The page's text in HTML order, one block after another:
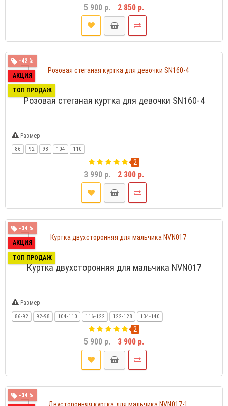
5 900 р. 2 850 р.
-42 %
АКЦИЯ
ТОП ПРОДАЖ
Розовая стеганая куртка для девочки SN160-4
Размер
86 92 98 104 110
2
3 990 р. 2 300 р.
-34 %
АКЦИЯ
ТОП ПРОДАЖ
Куртка двухсторонняя для мальчика NVN017
Размер
86-92 92-98 104-110 116-122 122-128 134-140
2
5 900 р. 3 900 р.
-34 %